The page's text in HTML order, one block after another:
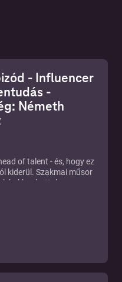
- Influencer
-
Németh
of talent - és, hogy ez
kiderül. Szakmai műsor
az